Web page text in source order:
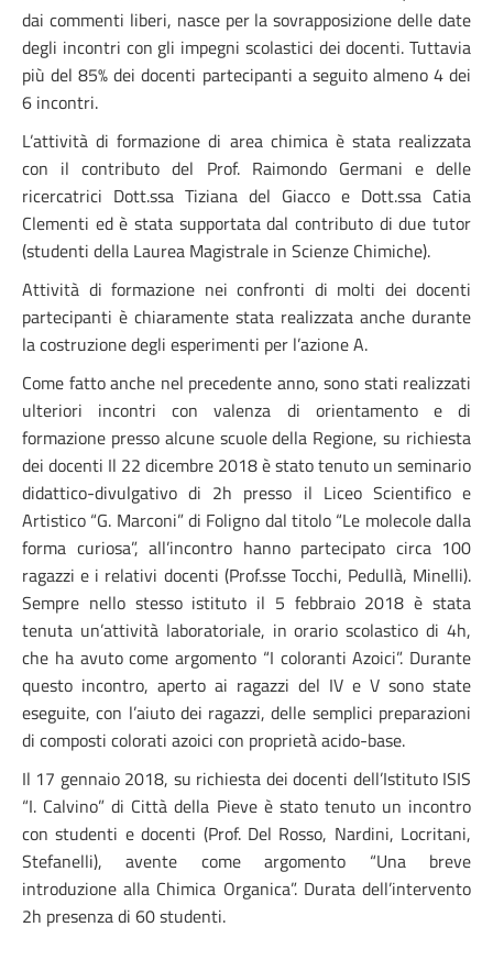
dai commenti liberi, nasce per la sovrapposizione delle date
degli incontri con gli impegni scolastici dei docenti. Tuttavia
più del 85% dei docenti partecipanti a seguito almeno 4 dei
6 incontri.
L’attività di formazione di area chimica è stata realizzata
con il contributo del Prof. Raimondo Germani e delle
ricercatrici Dott.ssa Tiziana del Giacco e Dott.ssa Catia
Clementi ed è stata supportata dal contributo di due tutor
(studenti della Laurea Magistrale in Scienze Chimiche).
Attività di formazione nei confronti di molti dei docenti
partecipanti è chiaramente stata realizzata anche durante
la costruzione degli esperimenti per l’azione A.
Come fatto anche nel precedente anno, sono stati realizzati
ulteriori incontri con valenza di orientamento e di
formazione presso alcune scuole della Regione, su richiesta
dei docenti Il 22 dicembre 2018 è stato tenuto un seminario
didattico-divulgativo di 2h presso il Liceo Scientifico e
Artistico “G. Marconi” di Foligno dal titolo “Le molecole dalla
forma curiosa”, all’incontro hanno partecipato circa 100
ragazzi e i relativi docenti (Prof.sse Tocchi, Pedullà, Minelli).
Sempre nello stesso istituto il 5 febbraio 2018 è stata
tenuta un’attività laboratoriale, in orario scolastico di 4h,
che ha avuto come argomento “I coloranti Azoici”. Durante
questo incontro, aperto ai ragazzi del IV e V sono state
eseguite, con l’aiuto dei ragazzi, delle semplici preparazioni
di composti colorati azoici con proprietà acido-base.
Il 17 gennaio 2018, su richiesta dei docenti dell’Istituto ISIS
“I. Calvino” di Città della Pieve è stato tenuto un incontro
con studenti e docenti (Prof. Del Rosso, Nardini, Locritani,
Stefanelli), avente come argomento “Una breve
introduzione alla Chimica Organica”. Durata dell’intervento
2h presenza di 60 studenti.